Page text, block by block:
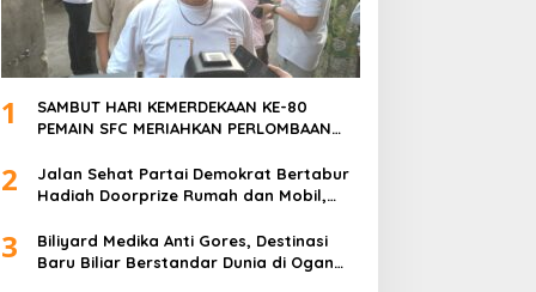
1
SAMBUT HARI KEMERDEKAAN KE-80
PEMAIN SFC MERIAHKAN PERLOMBAAN
2
Jalan Sehat Partai Demokrat Bertabur
Hadiah Doorprize Rumah dan Mobil,
3
Biliyard Medika Anti Gores, Destinasi
Baru Biliar Berstandar Dunia di Ogan